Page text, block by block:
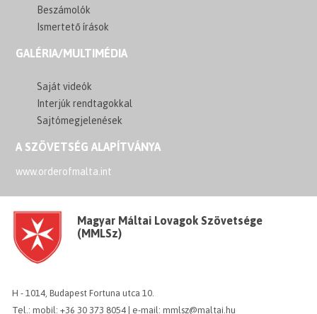
Beszámolók
Ismertető írások
GALÉRIA/MULTIMÉDIA
Saját videók
Interjúk rendtagokkal
Sajtómegjelenések
A SZÖVETSÉG ALAPÍTVÁNYA
www.orderofmalta.int
Magyar Máltai Lovagok Szövetsége
(MMLSz)
H - 1014, Budapest Fortuna utca 10.
Tel.: mobil: +36 30 373 8054 | e-mail: mmlsz@maltai.hu